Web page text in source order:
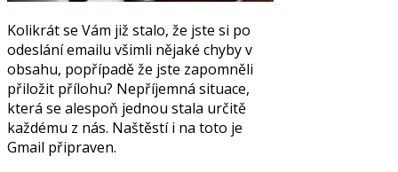
Kolikrát se Vám již stalo, že jste si po
odeslání emailu všimli nějaké chyby v
obsahu, popřípadě že jste zapomněli
přiložit přílohu? Nepříjemná situace,
která se alespoň jednou stala určitě
každému z nás. Naštěstí i na toto je
Gmail připraven.